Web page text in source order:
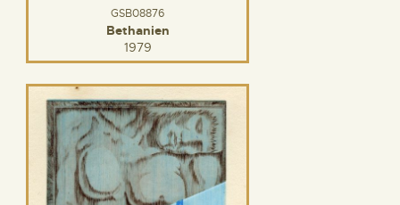
GSB08876
Bethanien
1979